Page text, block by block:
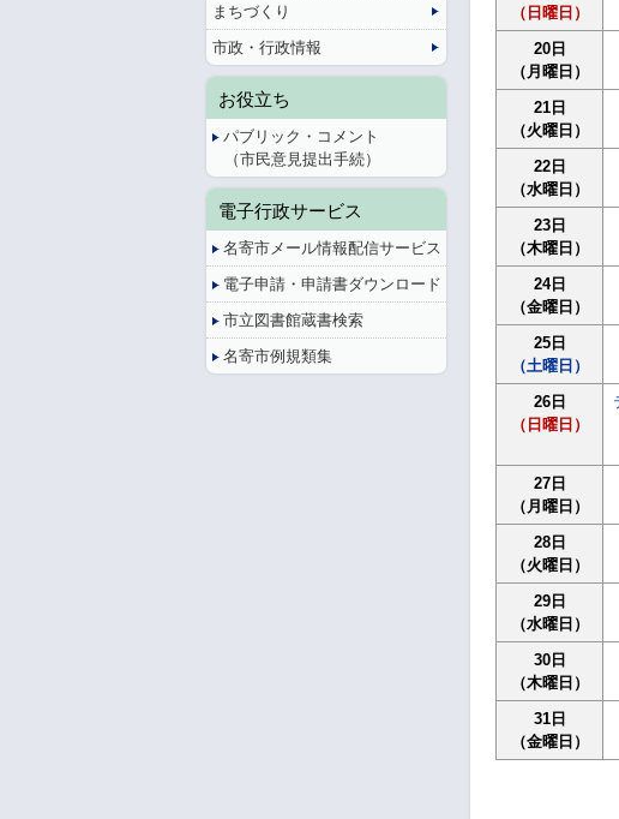
（日曜日）
20日
（月曜日）
21日
（火曜日）
22日
（水曜日）
23日
（木曜日）
24日
（金曜日）
25日
（土曜日）
26日
（日曜日）
27日
（月曜日）
28日
（火曜日）
29日
（水曜日）
30日
（木曜日）
31日
（金曜日）
まちづくり
市政・行政情報
お役立ち
パブリック・コメント
（市民意見提出手続）
電子行政サービス
名寄市メール情報配信サービス
電子申請・申請書ダウンロード
市立図書館蔵書検索
名寄市例規類集